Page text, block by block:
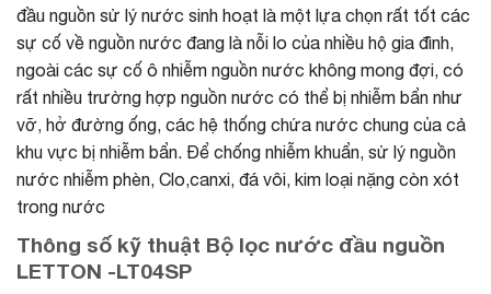
đầu nguồn sử lý nước sinh hoạt là một lựa chọn rất tốt các
sự cố về nguồn nước đang là nỗi lo của nhiều hộ gia đình,
ngoài các sự cố ô nhiễm nguồn nước không mong đợi, có
rất nhiều trường hợp nguồn nước có thể bị nhiễm bẩn như
vỡ, hở đường ống, các hệ thống chứa nước chung của cả
khu vực bị nhiễm bẩn. Để chống nhiễm khuẩn, sử lý nguồn
nước nhiễm phèn, Clo,canxi, đá vôi, kim loại nặng còn xót
trong nước
Thông số kỹ thuật Bộ lọc nước đầu nguồn
LETTON -LT04SP